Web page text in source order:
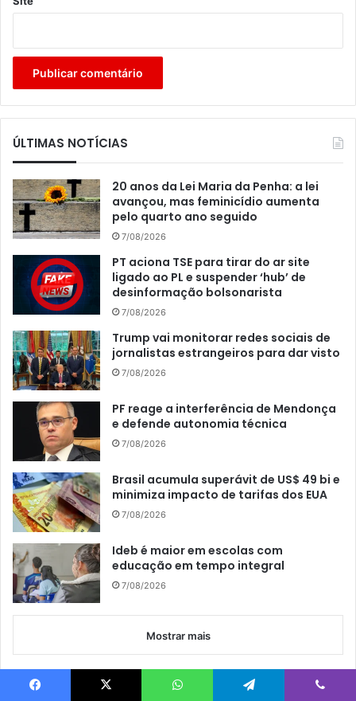
ÚLTIMAS NOTÍCIAS
20 anos da Lei Maria da Penha: a lei
avançou, mas feminicídio aumenta
pelo quarto ano seguido
7/08/2026
PT aciona TSE para tirar do ar site
ligado ao PL e suspender ‘hub’ de
desinformação bolsonarista
7/08/2026
Trump vai monitorar redes sociais de
jornalistas estrangeiros para dar visto
7/08/2026
PF reage a interferência de Mendonça
e defende autonomia técnica
7/08/2026
Brasil acumula superávit de US$ 49 bi e
minimiza impacto de tarifas dos EUA
7/08/2026
Ideb é maior em escolas com
educação em tempo integral
7/08/2026
Mostrar mais